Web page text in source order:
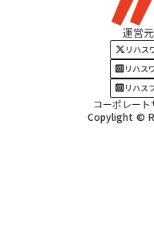
四国・九州エリア
運営
リハス
リハス
リハス
コーポレート
Copylight ©